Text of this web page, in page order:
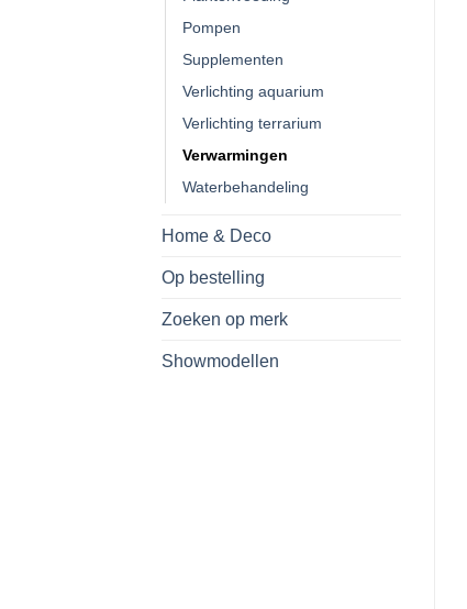
Pompen
Supplementen
Verlichting aquarium
Verlichting terrarium
Verwarmingen
Waterbehandeling
Home & Deco
Op bestelling
Zoeken op merk
Showmodellen